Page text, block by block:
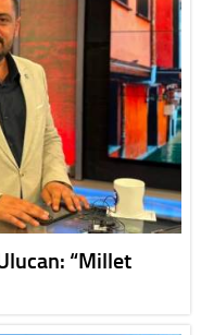
“Millet